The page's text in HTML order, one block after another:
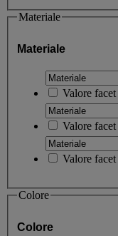
Materiale
Materiale
Valore facet
Valore facet
Valore facet
Colore
Colore